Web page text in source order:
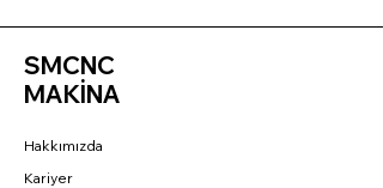
SMCNC
MAKİNA
Hakkımızda
Kariyer